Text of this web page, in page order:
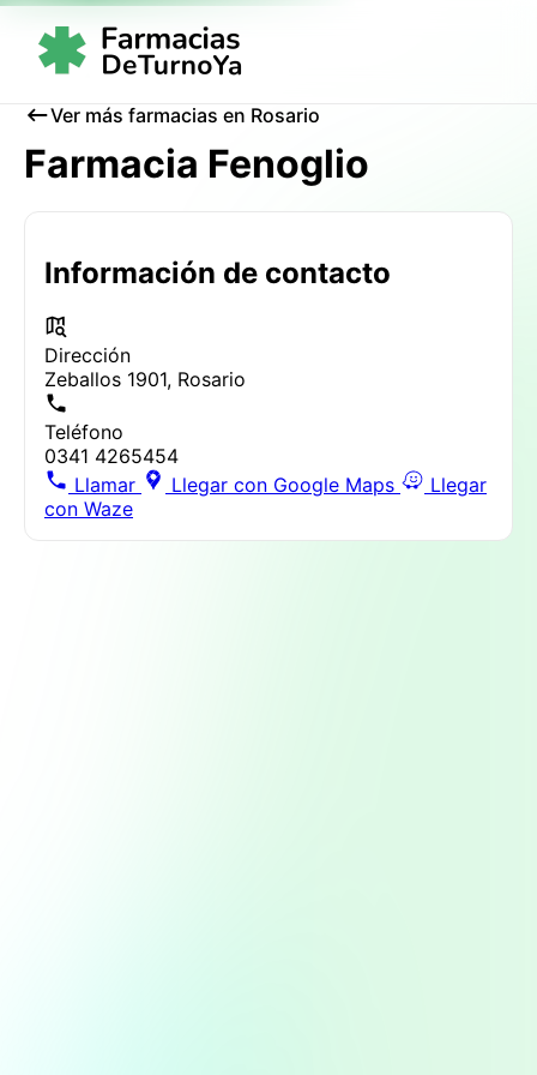
Ver más farmacias en Rosario
Farmacia Fenoglio
Información de contacto
Dirección
Zeballos 1901, Rosario
Teléfono
0341 4265454
Llamar
Llegar con Google Maps
Llegar
con Waze